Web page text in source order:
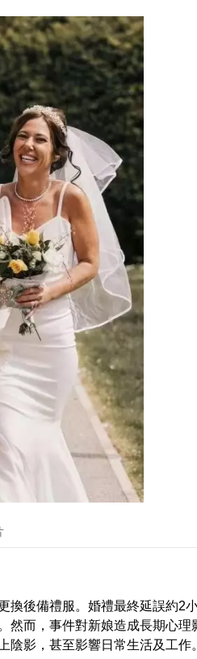
換後備禮服。婚禮最終延誤約2
然而，事件對新娘造成長期心理
影，甚至影響日常生活及工作。